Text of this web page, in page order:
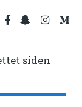
siden